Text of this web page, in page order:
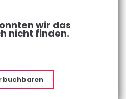
wir das
nicht finden.
buchbaren